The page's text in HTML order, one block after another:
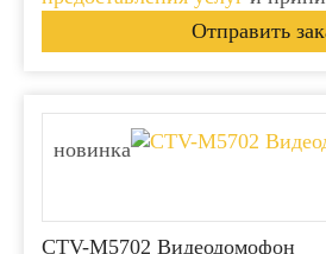
новинка
CTV-M5702 Видеодомофон